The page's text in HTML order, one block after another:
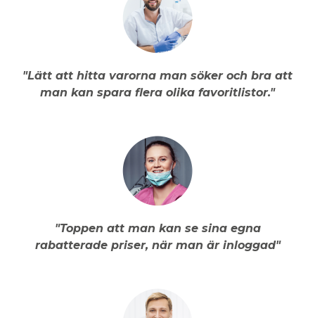
"Lätt att hitta varorna man söker och bra att
man kan spara flera olika favoritlistor."
"Toppen att man kan se sina egna
rabatterade priser, när man är inloggad"